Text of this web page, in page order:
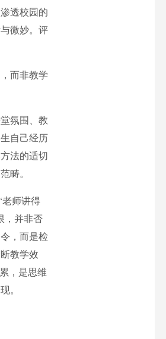
透校园的
微妙。评
而非教学
氛围、教
自己经历
法的适切
畴。
师讲得
，并非否
，而是检
教学效
，是思维
。